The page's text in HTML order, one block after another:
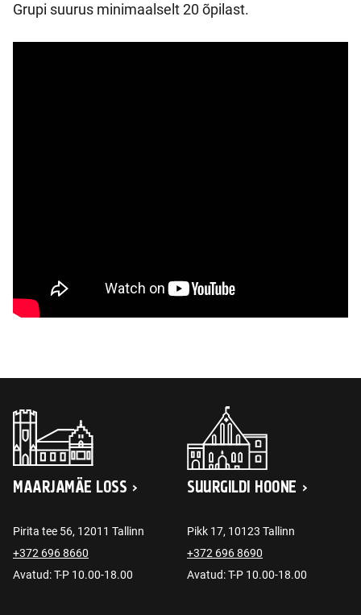
Grupi suurus minimaalselt 20 õpilast.
MAARJAMÄE LOSS
Pirita tee 56, 12011 Tallinn
+372 696 8660
Avatud: T-P 10.00-18.00
SUURGILDI HOONE
Pikk 17, 10123 Tallinn
+372 696 8690
Avatud: T-P 10.00-18.00